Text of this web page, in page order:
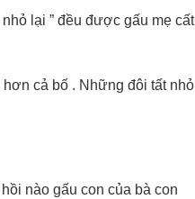
lại ” đều được gấu mẹ cất
cả bố . Những đôi tất nhỏ
nào gấu con của bà con